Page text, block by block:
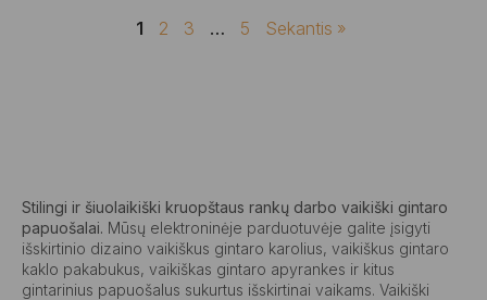
1 2 3 … 5 Sekantis »
Stilingi ir šiuolaikiški kruopštaus rankų darbo vaikiški gintaro
papuošalai. Mūsų elektroninėje parduotuvėje galite įsigyti
išskirtinio dizaino vaikiškus gintaro karolius, vaikiškus gintaro
kaklo pakabukus, vaikiškas gintaro apyrankes ir kitus
gintarinius papuošalus sukurtus išskirtinai vaikams. Vaikiški